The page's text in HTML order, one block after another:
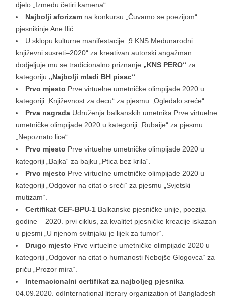
djelo „Između četiri kamena“.
Najbolji aforizam na konkursu „Čuvamo se poezijom“
pjesnikinje Ane Ilić.
U sklopu kulturne manifestacije „9.KNS Međunarodni
književni susreti–2020“ za kreativan autorski angažman
dodjeljuje mu se tradicionalno priznanje „KNS PERO“ za
kategoriju „Najbolji mladi BH pisac“.
Prvo mjesto Prve virtuelne umetničke olimpijade 2020 u
kategoriji „Književnost za decu“ za pjesmu „Ogledalo sreće“.
Prva nagrada Udruženja balkanskih umetnika Prve virtuelne
umetničke olimpijade 2020 u kategoriji „Rubaije“ za pjesmu
„Nepoznato lice“.
Prvo mjesto Prve virtuelne umetničke olimpijade 2020 u
kategoriji „Bajka“ za bajku „Ptica bez krila“.
Prvo mjesto Prve virtuelne umetničke olimpijade 2020 u
kategoriji „Odgovor na citat o sreći“ za pjesmu „Svjetski
mutizam“.
Certifikat CEF-BPU-1 Balkanske pjesničke unije, poezija
godine – 2020. prvi ciklus, za kvalitet pjesničke kreacije iskazan
u pjesmi „U njenom svitnjaku je lijek za tumor“.
Drugo mjesto Prve virtuelne umetničke olimpijade 2020 u
kategoriji „Odgovor na citat o humanosti Nebojše Glogovca“ za
priču „Prozor mira“.
Internacionalni certifikat za najboljeg pjesnika
04.09.2020. odInternational literary organization of Bangladesh